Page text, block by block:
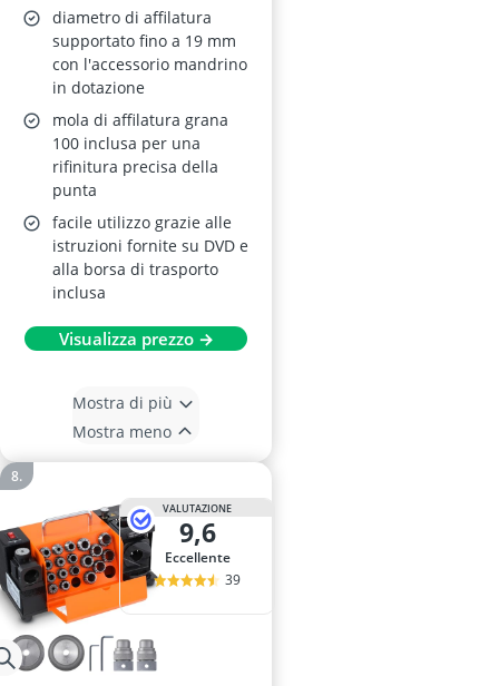
diametro di affilatura
supportato fino a 19 mm
con l'accessorio mandrino
in dotazione
mola di affilatura grana
100 inclusa per una
rifinitura precisa della
punta
facile utilizzo grazie alle
istruzioni fornite su DVD e
alla borsa di trasporto
inclusa
Visualizza prezzo →
Mostra di più
Mostra meno
VALUTAZIONE
9,6
Eccellente
39